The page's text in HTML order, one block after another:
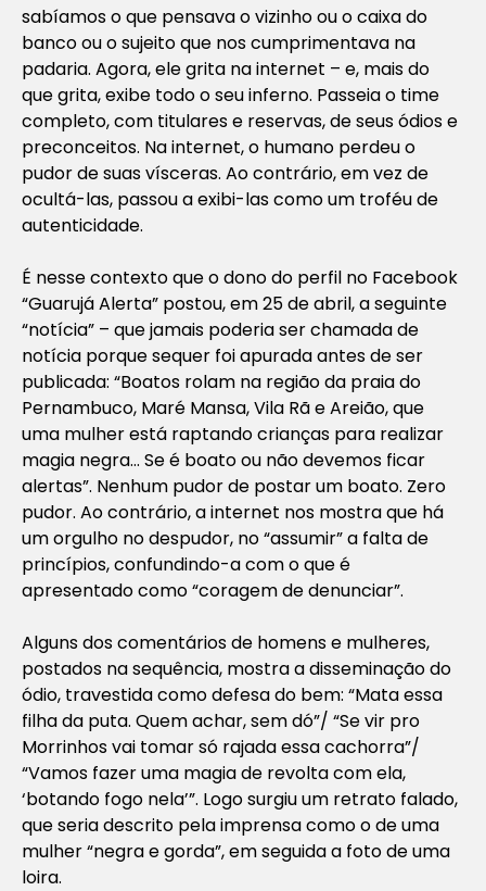
sabíamos o que pensava o vizinho ou o caixa do
banco ou o sujeito que nos cumprimentava na
padaria. Agora, ele grita na internet – e, mais do
que grita, exibe todo o seu inferno. Passeia o time
completo, com titulares e reservas, de seus ódios e
preconceitos. Na internet, o humano perdeu o
pudor de suas vísceras. Ao contrário, em vez de
ocultá-las, passou a exibi-las como um troféu de
autenticidade.
É nesse contexto que o dono do perfil no Facebook
“Guarujá Alerta” postou, em 25 de abril, a seguinte
“notícia” – que jamais poderia ser chamada de
notícia porque sequer foi apurada antes de ser
publicada: “Boatos rolam na região da praia do
Pernambuco, Maré Mansa, Vila Rã e Areião, que
uma mulher está raptando crianças para realizar
magia negra… Se é boato ou não devemos ficar
alertas”. Nenhum pudor de postar um boato. Zero
pudor. Ao contrário, a internet nos mostra que há
um orgulho no despudor, no “assumir” a falta de
princípios, confundindo-a com o que é
apresentado como “coragem de denunciar”.
Alguns dos comentários de homens e mulheres,
postados na sequência, mostra a disseminação do
ódio, travestida como defesa do bem: “Mata essa
filha da puta. Quem achar, sem dó”/ “Se vir pro
Morrinhos vai tomar só rajada essa cachorra”/
“Vamos fazer uma magia de revolta com ela,
‘botando fogo nela’”. Logo surgiu um retrato falado,
que seria descrito pela imprensa como o de uma
mulher “negra e gorda”, em seguida a foto de uma
loira.